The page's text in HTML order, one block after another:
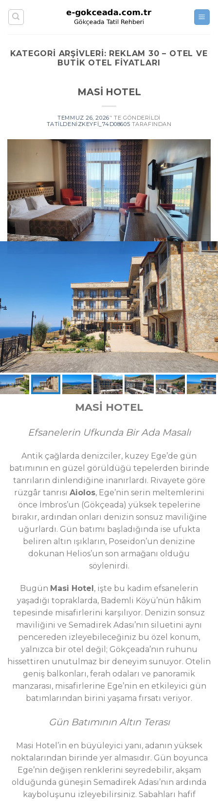
KATEGORI ARŞIVLERI: REKLAM 30 – OTEL VE
BUTIK OTEL FIYATLARI
MASİ HOTEL
TEMMUZ 26, 2026’' TE GÖNDERILDI
TATILDENIZKEYFI_74D08605 TARAFINDAN
MASİ HOTEL
Efsanelerin Ufkunda Bir Ada Masalı
Antik çağlarda denizciler, kuzey Ege’de gün
batımının en güzel görüldüğü tepelerden birinde
tanrıların dinlendiğine inanırlardı. Rivayete göre
rüzgâr tanrısı Aiolos, Ege’nin serin meltemlerini
önce İmbros’un (Gökçeada) yüksek tepelerine
bırakır, ardından onları denizin sonsuz maviliğine
uğurlardı. Gün batımı başladığında ise ufukta
beliren altın ışıkların, Poseidon’un denizine
dokunan Helios’un son armağanı olduğu
söylenirdi.
Bugün Masi Hotel, işte bu kadim efsanelerin
yaşadığı topraklarda, Bademli Köyü’nün hâkim
tepesinde misafirlerini karşılıyor. Denizin sonsuz
maviliğini ve Semadirek Adası’nın siluetini aynı
pencereden izleyebileceğiniz bu özel konum,
yalnızca bir otel değil; Gökçeada’nın ruhunu
hissettiren unutulmaz bir deneyim sunuyor. Otelin
geniş balkonları, ferah odaları ve panoramik
manzarası, misafirlerine Ege’nin en etkileyici gün
batımlarından birini yaşama fırsatı veriyor.
Gün Batımının Altın Terası
Masi Hotel’in en büyüleyici yanı, adanın yüksek
noktalarından birinde yer almasıdır. Gün boyunca
Ege’nin değişen renklerini seyredebilir, akşam
olduğunda güneşin Semadirek Adası’nın ardında
kayboluşunu izleyebilirsiniz. Sabahları hafif